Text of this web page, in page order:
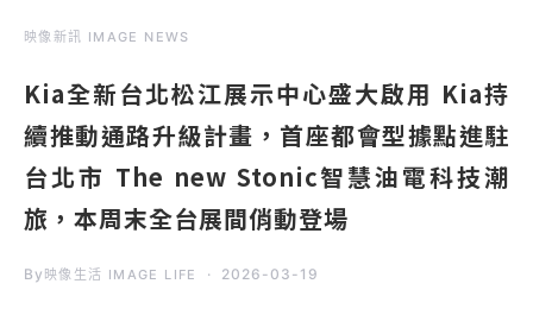
映像新訊 IMAGE NEWS
Kia全新台北松江展示中心盛大啟用 Kia持
續推動通路升級計畫，首座都會型據點進駐
台北市 The new Stonic智慧油電科技潮
旅，本周末全台展間俏動登場
By 映像生活 IMAGE LIFE 2026-03-19